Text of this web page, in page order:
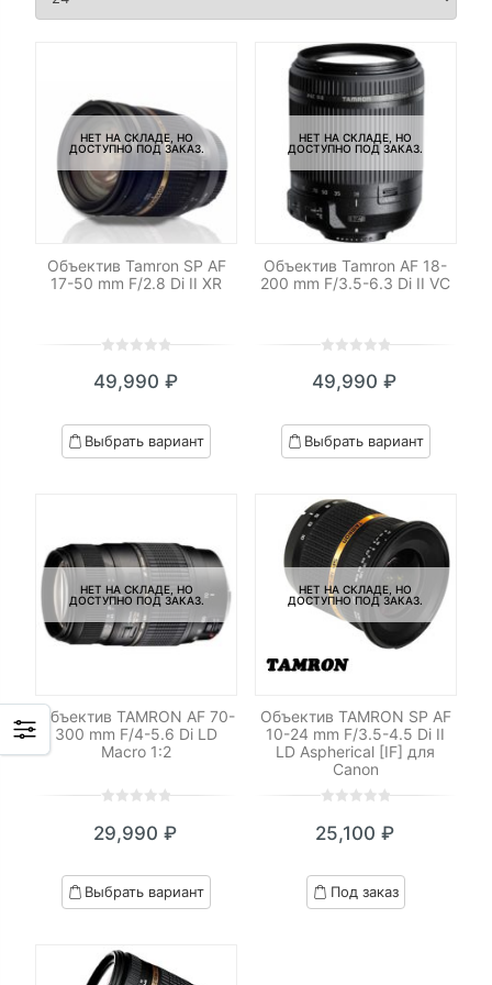
НЕТ НА СКЛАДЕ, НО
ДОСТУПНО ПОД ЗАКАЗ.
Объектив Tamron SP AF
17-50 mm F/2.8 Di II XR
out
based
on
49,990 ₽
Выбрать вариант
НЕТ НА СКЛАДЕ, НО
ДОСТУПНО ПОД ЗАКАЗ.
Объектив Tamron AF 18-
200 mm F/3.5-6.3 Di II VC
out
based
on
49,990₽
Выбрать вариант
НЕТ НА СКЛАДЕ, НО
ДОСТУПНО ПОД ЗАКАЗ.
Объектив TAMRON AF 70-
300 mm F/4-5.6 Di LD
Macro 1:2
out
based
on
29,990₽
Выбрать вариант
НЕТ НА СКЛАДЕ, НО
ДОСТУПНО ПОД ЗАКАЗ.
Объектив TAMRON SP AF
10-24 mm F/3.5-4.5 Di II
LD Aspherical [IF] для
Canon
out
based
on
25,100 ₽
Под заказ